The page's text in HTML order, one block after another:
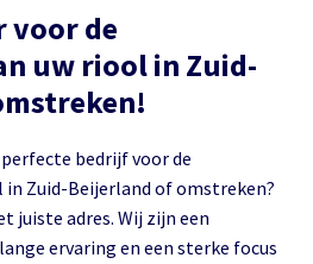
voor de
uw riool in Zuid-
of omstreken!
bedrijf voor de
of omstreken?
juiste adres. Wij zijn een
ervaring en een sterke focus